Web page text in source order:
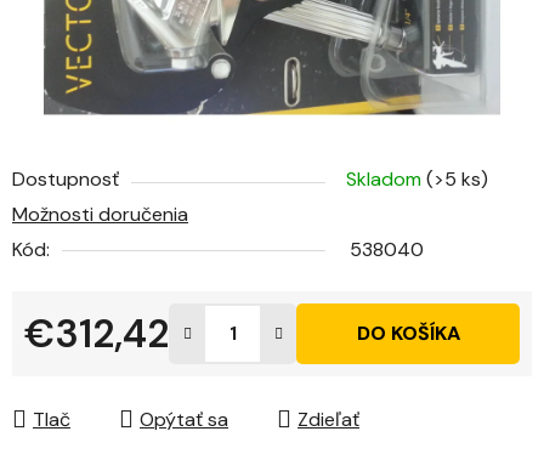
Dostupnosť Skladom(>5 ks)
Možnosti doručenia
Kód:
538040
€312,42 DO KOŠÍKA
Tlač Opýtať sa Zdieľať